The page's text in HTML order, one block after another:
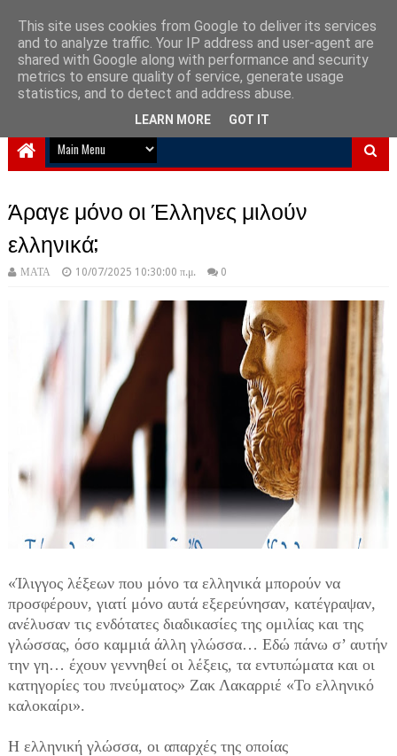
NewPlanet09
Ειδήσεις νέα από την Ελλάδα και τον κόσμο
Άραγε μόνο οι Έλληνες μιλούν
ελληνικά;
ΜΑΤΑ 10/07/2025 10:30:00 π.μ. 0
«Ίλιγγος λέξεων που μόνο τα ελληνικά μπορούν να
προσφέρουν, γιατί μόνο αυτά εξερεύνησαν, κατέγραψαν,
ανέλυσαν τις ενδότατες διαδικασίες της ομιλίας και της
γλώσσας, όσο καμμιά άλλη γλώσσα… Εδώ πάνω σ’ αυτήν
την γη… έχουν γεννηθεί οι λέξεις, τα εντυπώματα και οι
κατηγορίες του πνεύματος» Ζακ Λακαρριέ «Το ελληνικό
καλοκαίρι».
Η ελληνική γλώσσα, οι απαρχές της οποίας
This site uses cookies from Google to deliver its services
and to analyze traffic. Your IP address and user-agent are
shared with Google along with performance and security
metrics to ensure quality of service, generate usage
statistics, and to detect and address abuse.
LEARN MORE GOT IT